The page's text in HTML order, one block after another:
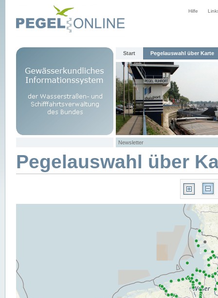
Hilfe
Start Pegelauswahl über Karte
Newsletter
Pegelauswahl über